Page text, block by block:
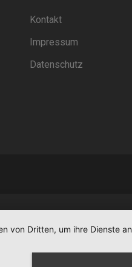
Kontakt
Impressum
Datenschutz
von Dritten, um ihre